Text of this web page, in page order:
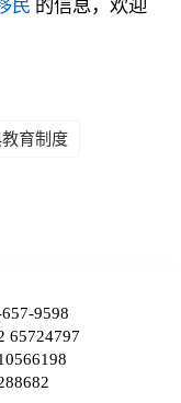
民 的信息，欢迎
育制度
9598
65724797